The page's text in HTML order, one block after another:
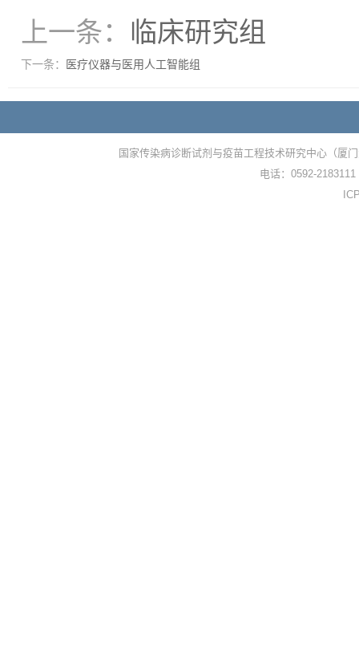
上一条： 临床研究组
下一条： 医疗仪器与医用人工智能组
国家传染病诊断试剂与疫苗工程技术研究中心（厦
电话：0592-